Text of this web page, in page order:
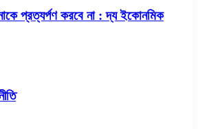
প্রত্যর্পণ করবে না : দ্য ইকোনমিক